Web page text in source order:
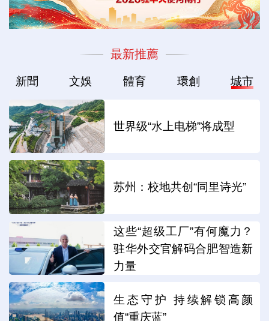
最新推薦
新聞 文娛 體育 環創 城市
世界级“水上电梯”将成型
苏州：校地共创“同里诗光”
这些“超级工厂”有何魔力？
驻华外交官解码合肥智造新
力量
生态守护 持续解锁高颜
值“重庆蓝”